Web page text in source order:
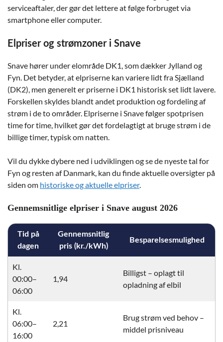
serviceaftaler, der gør det lettere at følge forbruget via
smartphone eller computer.
Elpriser og strømzoner i Snave
Snave hører under elområde DK1, som dækker Jylland og
Fyn. Det betyder, at elpriserne kan variere lidt fra Sjælland
(DK2), men generelt er priserne i DK1 historisk set lidt lavere.
Forskellen skyldes blandt andet produktion og fordeling af
strøm i de to områder. Elpriserne i Snave følger spotprisen
time for time, hvilket gør det fordelagtigt at bruge strøm i de
billige timer, typisk om natten.
Vil du dykke dybere ned i udviklingen og se de nyeste tal for
Fyn og resten af Danmark, kan du finde aktuelle oversigter på
siden om historiske og aktuelle elpriser.
Gennemsnitlige elpriser i Snave august 2026
Tid på
dagen
Gennemsnitlig
pris (kr./kWh)
Besparelsesmulighed
Kl.
00:00–
06:00
1,94
Billigst – oplagt til
opladning af elbil
Kl.
06:00–
16:00
2,21
Brug strøm ved behov –
middel prisniveau